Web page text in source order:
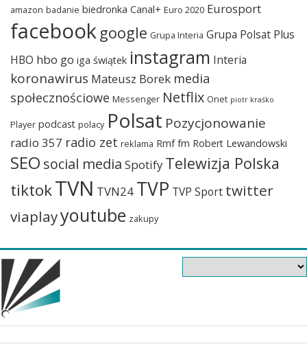
amazon badanie biedronka Canal+ Euro 2020 Eurosport
facebook google Grupa Interia Grupa Polsat Plus
HBO hbo go iga świątek instagram Interia
koronawirus Mateusz Borek media
społecznościowe Messenger Netflix Onet piotr kraśko
Player podcast polacy Polsat Pozycjonowanie
radio 357 radio zet reklama Rmf fm Robert Lewandowski
SEO social media Spotify Telewizja Polska
tiktokTVN TVN24 TVP TVP Sport twitter
viaplayyoutube zakupy